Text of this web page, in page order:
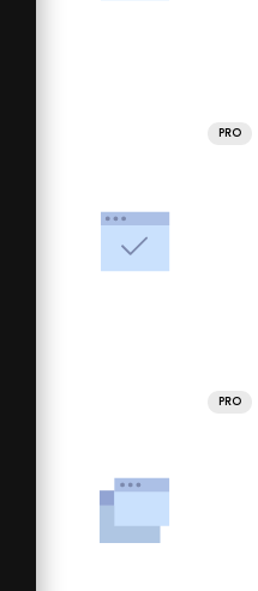
PRO
PRO